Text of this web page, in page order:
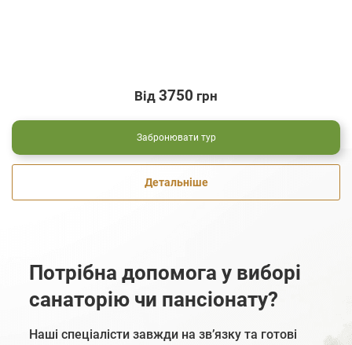
Від 3750 грн
Забронювати тур
Детальніше
Потрібна допомога у виборі
санаторію чи пансіонату?
Наші спеціалісти завжди на зв’язку та готові